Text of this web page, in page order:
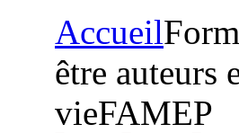
Accueil
être auteurs
vieFAMEP